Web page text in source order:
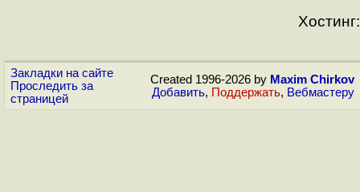
Хостинг:
Закладки на сайте
Проследить за
страницей
Created 1996-2026 by Maxim Chirkov
Добавить, Поддержать, Вебмастеру